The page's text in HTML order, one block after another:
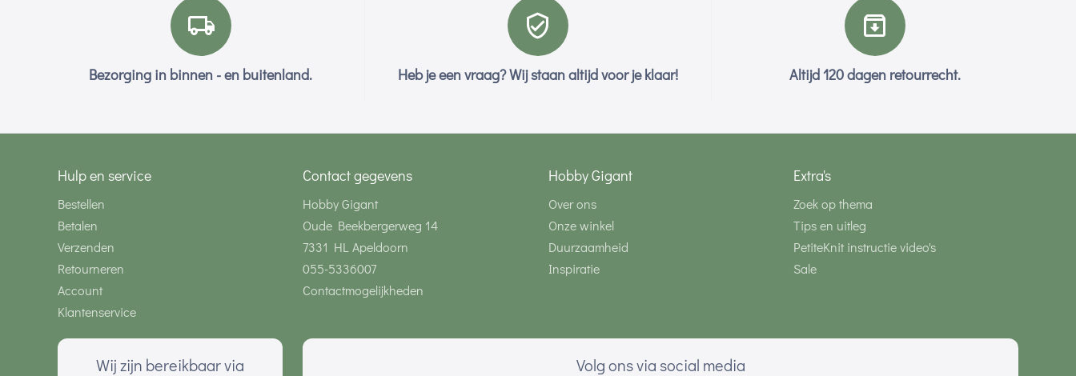
Bezorging in binnen - en buitenland. Heb je een vraag? Wij staan altijd voor je klaar! Altijd 120 dagen retourrecht.
Hulp en service
Bestellen
Betalen
Verzenden
Retourneren
Account
Klantenservice
Contact gegevens
Hobby Gigant
Oude Beekbergerweg 14
7331 HL Apeldoorn
055-5336007
Contactmogelijkheden
Hobby Gigant
Over ons
Onze winkel
Duurzaamheid
Inspiratie
Extra's
Zoek op thema
Tips en uitleg
PetiteKnit instructie video's
Sale
Wij zijn bereikbaar via Volg ons via social media